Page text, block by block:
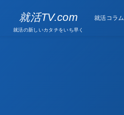
就活TV.com
就活の新しいカタチをいち早く
就活コラム
Column